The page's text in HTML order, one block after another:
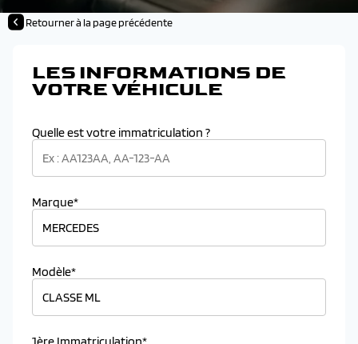
Retourner à la page précédente
LES INFORMATIONS DE
VOTRE VÉHICULE
Quelle est votre immatriculation ?
Marque*
Modèle*